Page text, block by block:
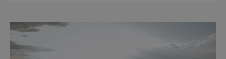
považován za jednu z nejkrásnějších
vysokohorských tras na světě. Přestože
samotná ferrata nepatří mezi techn